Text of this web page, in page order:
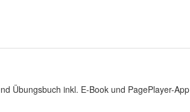
Übungsbuch inkl. E-Book und PagePlayer-App